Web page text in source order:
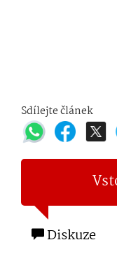
Sdílejte článek
Diskuze